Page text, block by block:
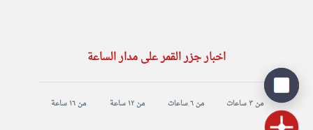
اخبار جزر القمر على مدار الساعة
من ٣ ساعات من ٦ ساعات من ١٢ ساعة من ١٦ ساعة